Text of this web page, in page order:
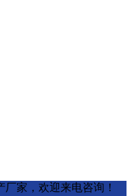
家，欢迎来电咨询！